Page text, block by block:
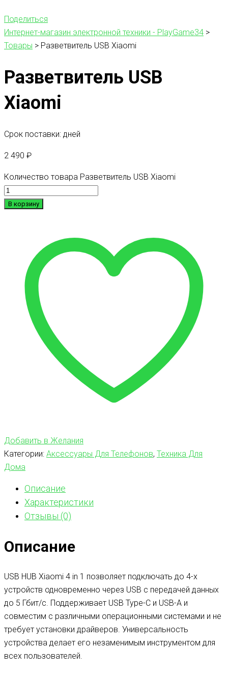
Поделиться
Интернет-магазин электронной техники - PlayGame34 >
Товары > Pазветвитель USB Xiaomi
Pазветвитель USB
Xiaomi
Срок поставки: дней
2 490 ₽
Количество товара Pазветвитель USB Xiaomi
В корзину
Добавить в Желания
Категории: Аксессуары Для Телефонов, Техника Для
Дома
Описание
Характеристики
Отзывы (0)
Описание
USB HUB Xiaomi 4 in 1 позволяет подключать до 4-х
устройств одновременно через USB с передачей данных
до 5 Гбит/с. Поддерживает USB Type-C и USB-A и
совместим с различными операционными системами и не
требует установки драйверов. Универсальность
устройства делает его незаменимым инструментом для
всех пользователей.